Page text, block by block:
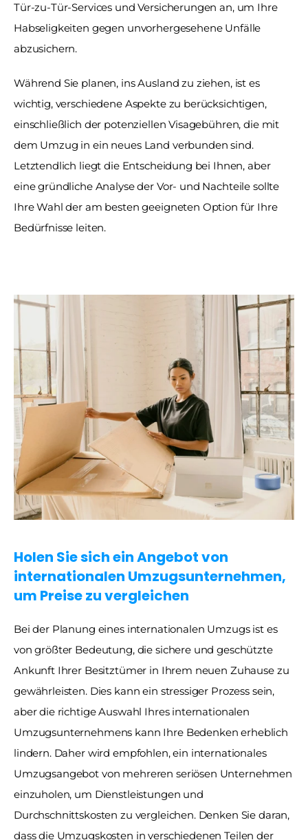
Tür-zu-Tür-Services und Versicherungen an, um Ihre
Habseligkeiten gegen unvorhergesehene Unfälle
abzusichern.
Während Sie planen, ins Ausland zu ziehen, ist es
wichtig, verschiedene Aspekte zu berücksichtigen,
einschließlich der potenziellen Visagebühren, die mit
dem Umzug in ein neues Land verbunden sind.
Letztendlich liegt die Entscheidung bei Ihnen, aber
eine gründliche Analyse der Vor- und Nachteile sollte
Ihre Wahl der am besten geeigneten Option für Ihre
Bedürfnisse leiten.
Holen Sie sich ein Angebot von
internationalen Umzugsunternehmen,
um Preise zu vergleichen
Bei der Planung eines internationalen Umzugs ist es
von größter Bedeutung, die sichere und geschützte
Ankunft Ihrer Besitztümer in Ihrem neuen Zuhause zu
gewährleisten. Dies kann ein stressiger Prozess sein,
aber die richtige Auswahl Ihres internationalen
Umzugsunternehmens kann Ihre Bedenken erheblich
lindern. Daher wird empfohlen, ein internationales
Umzugsangebot von mehreren seriösen Unternehmen
einzuholen, um Dienstleistungen und
Durchschnittskosten zu vergleichen. Denken Sie daran,
dass die Umzugskosten in verschiedenen Teilen der